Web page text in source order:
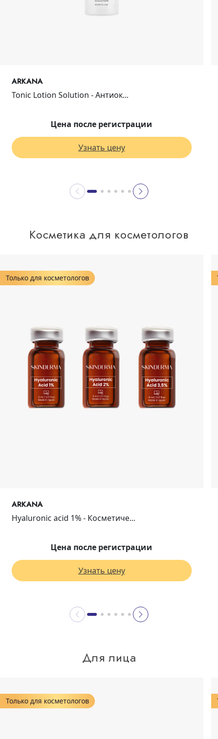
ARKANA
Tonic Lotion Solution - Антиок...
Цена после регистрации
Узнать цену
Косметика для косметологов
Только для косметологов
ARKANA
Hyaluronic acid 1% - Косметиче...
Цена после регистрации
Узнать цену
Для лица
Только для косметологов